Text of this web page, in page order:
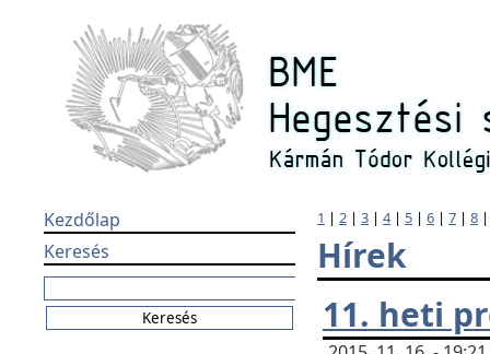
Kezdőlap
Keresés
1 | 2 | 3 | 4| 5 | 6 | 7 | 8
Hírek
11. heti